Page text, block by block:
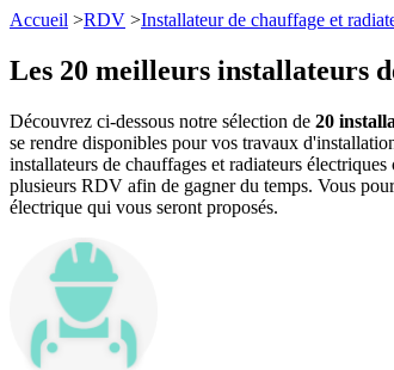
Accueil >RDV >Installateur de chauffage et
Les 20 meilleurs installateurs
Découvrez ci-dessous notre sélection de 20
se rendre disponibles pour vos travaux
installateurs de chauffages et radiateurs
plusieurs RDV afin de gagner du temps. Vous
électrique qui vous seront proposés.